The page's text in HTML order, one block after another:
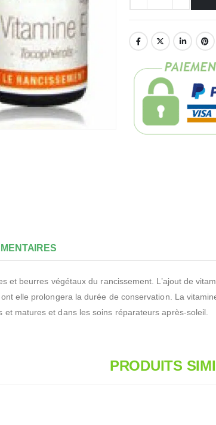
et beurres végétaux du rancissement. L’ajout de
elle prolongera la durée de conservation. La
matures et dans les soins réparateurs après-soleil.
PRODUITS